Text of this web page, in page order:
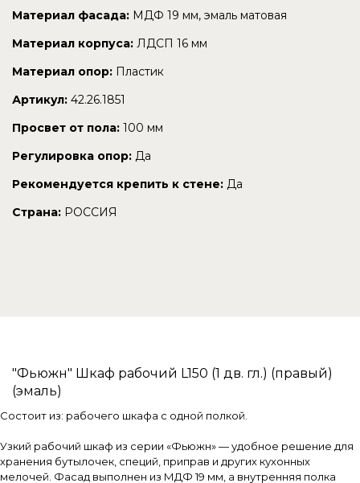
"Фьюжн" Шкаф рабочий L150 (1 дв. гл.) (правый)
(эмаль)
Материал фасада: МДФ 19 мм, эмаль матовая
Материал корпуса: ЛДСП 16 мм
Материал опор: Пластик
Артикул: 42.26.1851
Просвет от пола: 100 мм
Регулировка опор: Да
Рекомендуется крепить к стене: Да
Страна: РОССИЯ
Состоит из: рабочего шкафа с одной полкой.
Узкий рабочий шкаф из серии «Фьюжн» — удобное решение для
хранения бутылочек, специй, приправ и других кухонных
мелочей. Фасад выполнен из МДФ 19 мм, а внутренняя полка